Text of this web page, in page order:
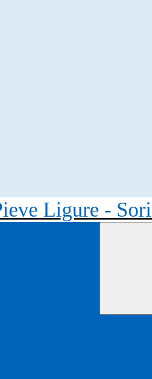
Ligure - Sori